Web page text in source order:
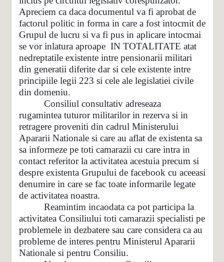
Apreciem ca daca documentul va fi aprobat de
factorul politic in forma in care a fost intocmit de
Grupul de lucru si va fi pus in aplicare intocmai
se vor inlatura aproape IN TOTALITATE atat
nedreptatile existente intre pensionarii militari
din generatii diferite dar si cele existente intre
principiile legii 223 si cele ale legislatiei civile
din domeniu.
Consiliul consultativ adreseaza
rugamintea tuturor militarilor in rezerva si in
retragere proveniti din cadrul Ministerului
Apararii Nationale si care au aflat de existenta sa
sa informeze pe toti camarazii cu care intra in
contact referitor la activitatea acestuia precum si
despre existenta Grupului de facebook cu aceeasi
denumire in care se fac toate informarile legate
de activitatea noastra.
Reamintim incaodata ca pot participa la
activitatea Consiliului toti camarazii specialisti pe
problemele in dezbatere sau care considera ca au
probleme de interes pentru Ministerul Apararii
Nationale si pentru Consiliu.